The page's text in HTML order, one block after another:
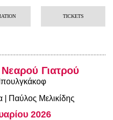
TICKETS
Γιατρού
| Παύλος Μελικίδης
2026